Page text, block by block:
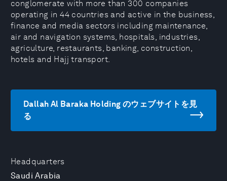
Headquarters
Saudi Arabia
conglomerate with more than 300 companies
operating in 44 countries and active in the business,
finance and media sectors including maintenance,
air and navigation systems, hospitals, industries,
agriculture, restaurants, banking, construction,
hotels and Hajj transport.
Dallah Al Baraka Holding のウェブサイトを見
る